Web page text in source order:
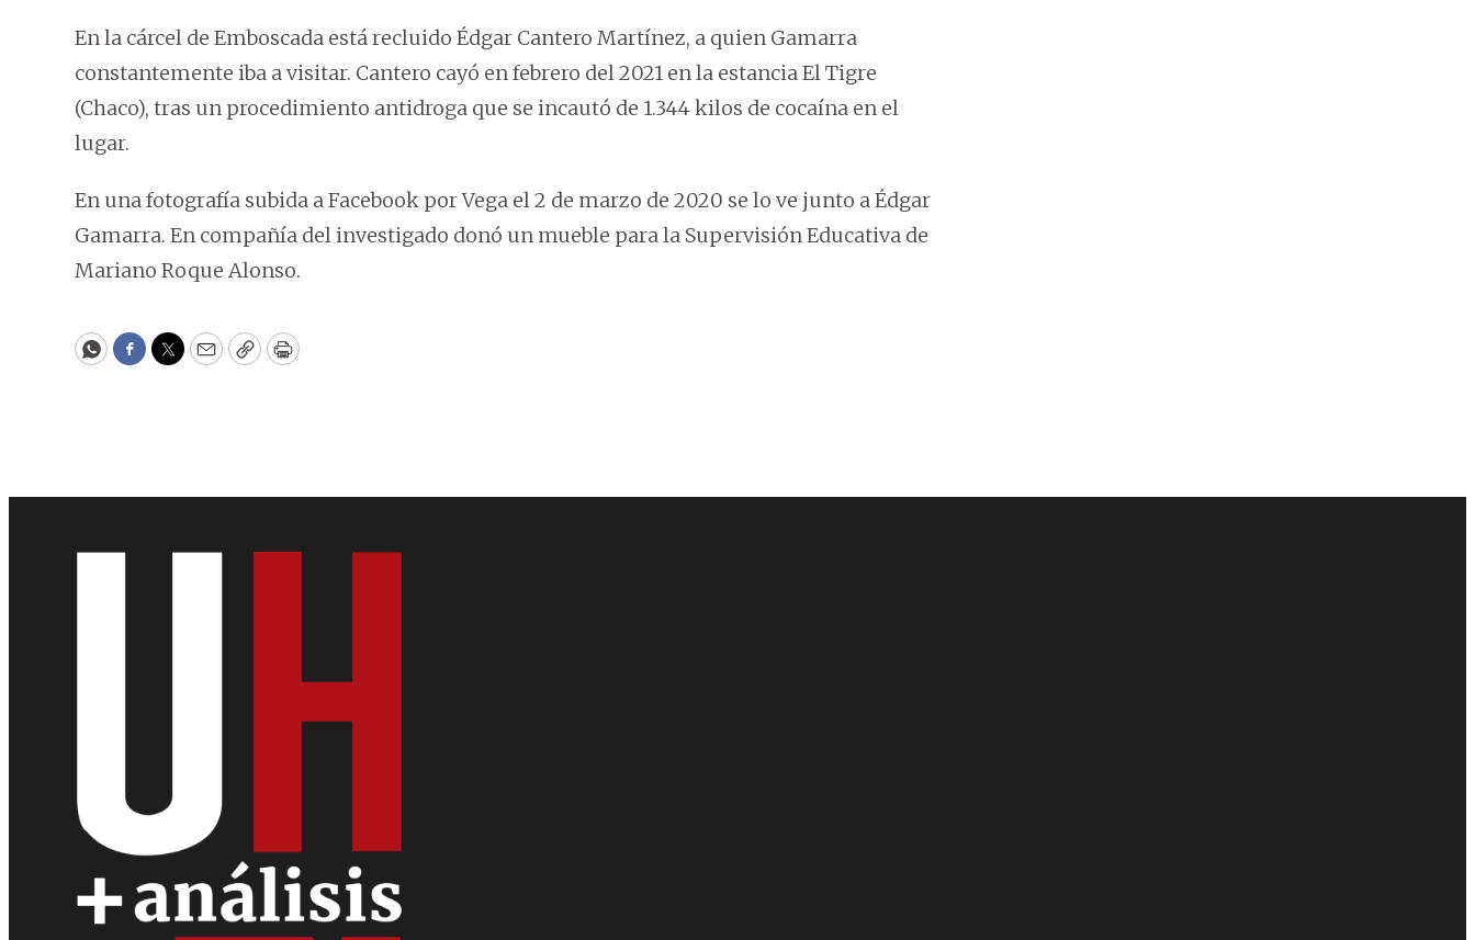
En la cárcel de Emboscada está recluido Édgar Cantero Martínez, a quien Gamarra
constantemente iba a visitar. Cantero cayó en febrero del 2021 en la estancia El Tigre
(Chaco), tras un procedimiento antidroga que se incautó de 1.344 kilos de cocaína en el
lugar.
En una fotografía subida a Facebook por Vega el 2 de marzo de 2020 se lo ve junto a Édgar
Gamarra. En compañía del investigado donó un mueble para la Supervisión Educativa de
Mariano Roque Alonso.
WhatsApp
Facebook
Twitter
EmailCopyPrint